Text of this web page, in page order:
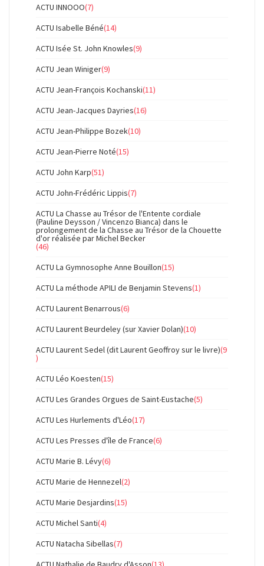
ACTU INNOOO(7)
ACTU Isabelle Béné(14)
ACTU Isée St. John Knowles(9)
ACTU Jean Winiger(9)
ACTU Jean-François Kochanski(11)
ACTU Jean-Jacques Dayries(16)
ACTU Jean-Philippe Bozek(10)
ACTU Jean-Pierre Noté(15)
ACTU John Karp(51)
ACTU John-Frédéric Lippis(7)
ACTU La Chasse au Trésor de l'Entente cordiale
(Pauline Deysson / Vincenzo Bianca) dans le
prolongement de la Chasse au Trésor de la Chouette
d'or réalisée par Michel Becker
(46)
ACTU La Gymnosophe Anne Bouillon(15)
ACTU La méthode APILI de Benjamin Stevens(1)
ACTU Laurent Benarrous(6)
ACTU Laurent Beurdeley (sur Xavier Dolan)(10)
ACTU Laurent Sedel (dit Laurent Geoffroy sur le livre)(9
)
ACTU Léo Koesten(15)
ACTU Les Grandes Orgues de Saint-Eustache(5)
ACTU Les Hurlements d'Léo(17)
ACTU Les Presses d'île de France(6)
ACTU Marie B. Lévy(6)
ACTU Marie de Hennezel(2)
ACTU Marie Desjardins(15)
ACTU Michel Santi(4)
ACTU Natacha Sibellas(7)